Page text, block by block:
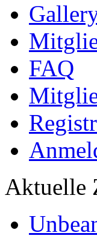
FAQ
Aktuelle